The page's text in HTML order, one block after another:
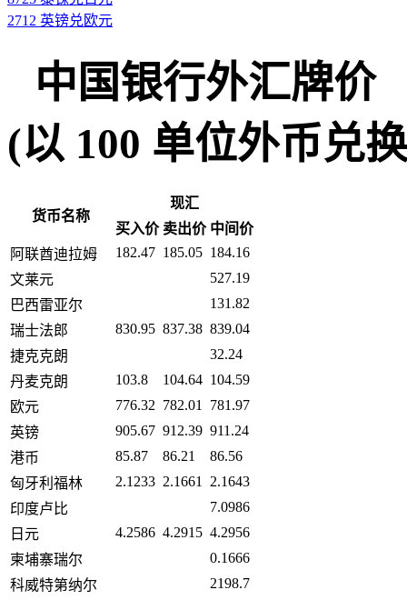
2712 英镑兑欧元
中国银行外汇牌价
(以 100 单位外币兑
货币名称
现汇
买入价 卖出价 中间价
阿联酋迪拉姆
182.47 185.05 184.16
文莱元
527.19
巴西雷亚尔
131.82
瑞士法郎
830.95 837.38 839.04
捷克克朗
32.24
丹麦克朗
103.8 104.64 104.59
欧元
776.32 782.01
781.97
英镑
905.67 912.39 911.24
港币
85.87 86.21
86.56
匈牙利福林
2.1233 2.1661
2.1643
印度卢比
7.0986
日元
4.2586 4.2915 4.2956
柬埔寨瑞尔
0.1666
科威特第纳尔
2198.7